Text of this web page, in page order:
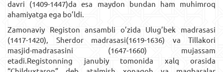
davri (1409-1447)da esa maydon bundan ham muhimroq
ahamiyatga ega bo’ldi.
Zamonaviy Registon ansambli o’zida Ulug’bek madrasasi
(1417-1420), Sherdor madrasasi(1619-1636) va Tillakori
masjid-madrasasini (1647-1660) mujassam
etadi.Registonning janubiy tomonida xalq orasida